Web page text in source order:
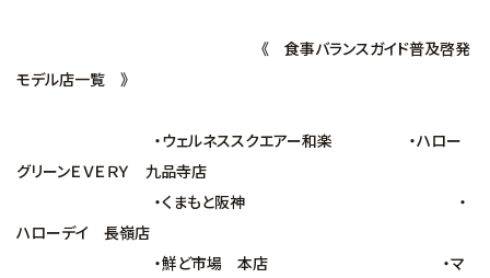
《 食事バランスガイド普及啓発
モデル店一覧 》
・ウェルネススクエアー和楽 ・ハロー
グリーンＥＶＥＲＹ 九品寺店
・くまもと阪神 ・
ハローデイ 長嶺店
・鮮ど市場 本店 ・マ